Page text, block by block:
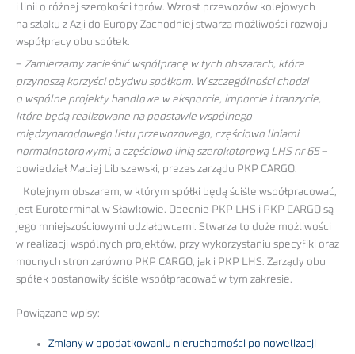
i linii o różnej szerokości torów. Wzrost przewozów kolejowych
na szlaku z Azji do Europy Zachodniej stwarza możliwości rozwoju
współpracy obu spółek.
– Zamierzamy zacieśnić współpracę w tych obszarach, które
przynoszą korzyści obydwu spółkom. W szczególności chodzi
o wspólne projekty handlowe w eksporcie, imporcie i tranzycie,
które będą realizowane na podstawie wspólnego
międzynarodowego listu przewozowego, częściowo liniami
normalnotorowymi, a częściowo linią szerokotorową LHS nr 65–
powiedział Maciej Libiszewski, prezes zarządu PKP CARGO.
Kolejnym obszarem, w którym spółki będą ściśle współpracować,
jest Euroterminal w Sławkowie. Obecnie PKP LHS i PKP CARGO są
jego mniejszościowymi udziałowcami. Stwarza to duże możliwości
w realizacji wspólnych projektów, przy wykorzystaniu specyfiki oraz
mocnych stron zarówno PKP CARGO, jak i PKP LHS. Zarządy obu
spółek postanowiły ściśle współpracować w tym zakresie.
Powiązane wpisy:
Zmiany w opodatkowaniu nieruchomości po nowelizacji